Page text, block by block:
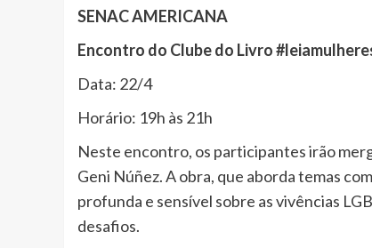
SENAC AMERICANA
Encontro do Clube do Livro
Data: 22/4
Horário: 19h às 21h
Neste encontro, os participantes irão
Geni Núñez. A obra, que aborda temas
profunda e sensível sobre as vivências
desafios.